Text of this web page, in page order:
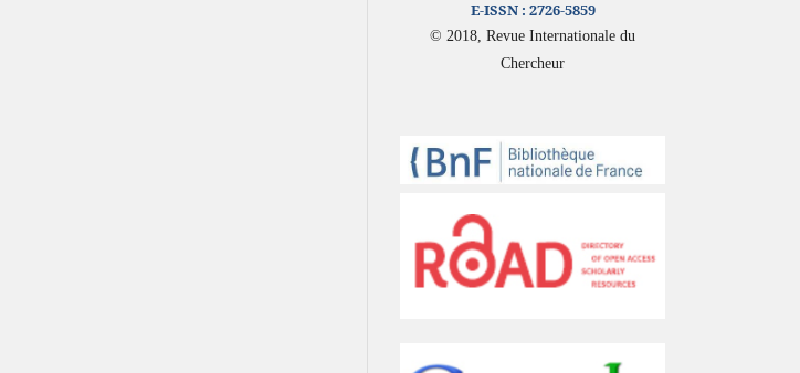
E-ISSN : 2726-5859
© 2018, Revue Internationale du
Chercheur